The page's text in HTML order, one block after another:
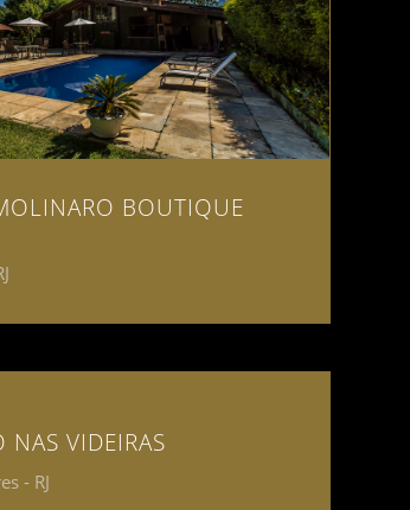
BOUTIQUE
NAS VIDEIRAS
- RJ